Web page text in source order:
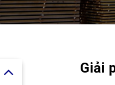
Giải